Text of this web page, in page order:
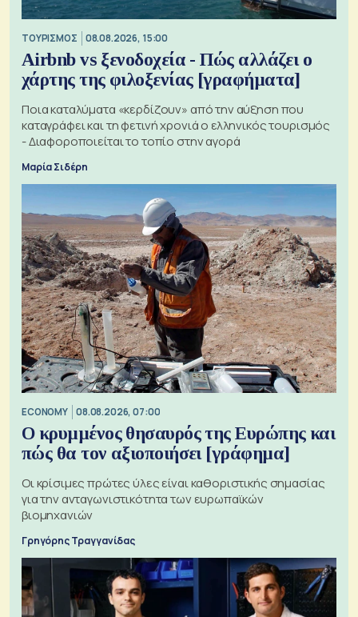
ΤΟΥΡΙΣΜΟΣ 08.08.2026, 15:00
Airbnb vs ξενοδοχεία - Πώς αλλάζει ο
χάρτης της φιλοξενίας [γραφήματα]
Ποια καταλύματα «κερδίζουν» από την αύξηση που
καταγράφει και τη φετινή χρονιά ο ελληνικός τουρισμός
- Διαφοροποιείται το τοπίο στην αγορά
Μαρία Σιδέρη
ECONOMY 08.08.2026, 07:00
Ο κρυμμένος θησαυρός της Ευρώπης και
πώς θα τον αξιοποιήσει [γράφημα]
Οι κρίσιμες πρώτες ύλες είναι καθοριστικής σημασίας
για την ανταγωνιστικότητα των ευρωπαϊκών
βιομηχανιών
Γρηγόρης Τραγγανίδας